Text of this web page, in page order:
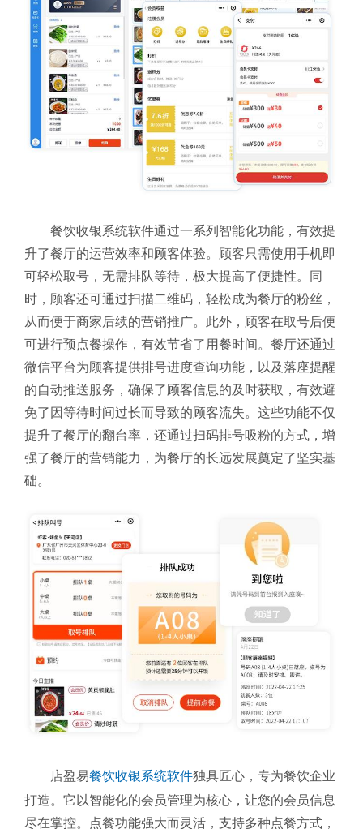
餐饮收银系统软件通过一系列智能化功能，有效提
升了餐厅的运营效率和顾客体验。顾客只需使用手机即
可轻松取号，无需排队等待，极大提高了便捷性。同
时，顾客还可通过扫描二维码，轻松成为餐厅的粉丝，
从而便于商家后续的营销推广。此外，顾客在取号后便
可进行预点餐操作，有效节省了用餐时间。餐厅还通过
微信平台为顾客提供排号进度查询功能，以及落座提醒
的自动推送服务，确保了顾客信息的及时获取，有效避
免了因等待时间过长而导致的顾客流失。这些功能不仅
提升了餐厅的翻台率，还通过扫码排号吸粉的方式，增
强了餐厅的营销能力，为餐厅的长远发展奠定了坚实基
础。
店盈易餐饮收银系统软件独具匠心，专为餐饮企业
打造。它以智能化的会员管理为核心，让您的会员信息
尽在掌控。点餐功能强大而灵活，支持多种点餐方式，